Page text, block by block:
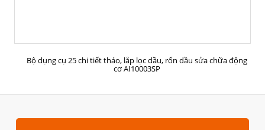
MUA HÀNG
Bộ dụng cụ 25 chi tiết tháo, lắp lọc dầu, rốn dầu sửa chữa động
cơ AI10003SP